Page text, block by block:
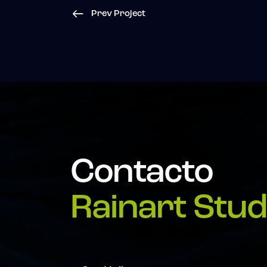
Prev Project
Contacto
Rainart